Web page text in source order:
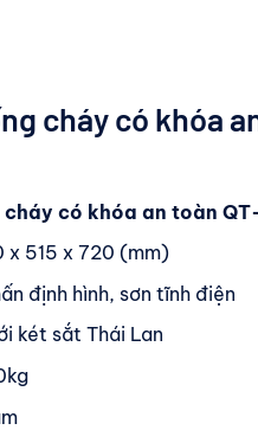
cháy có khóa
có khóa an toàn
x 515 x 720 (mm)
định hình, sơn tĩnh điện
két sắt Thái Lan